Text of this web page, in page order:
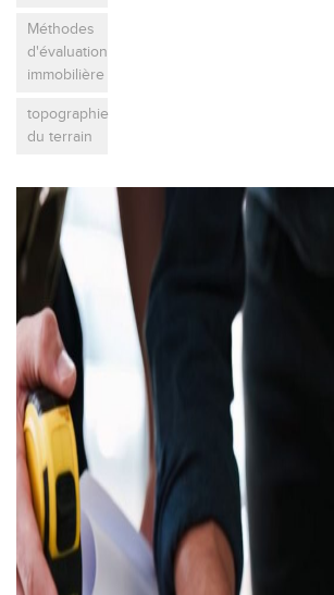
Méthodes
d'évaluation
immobilière
topographie
du terrain